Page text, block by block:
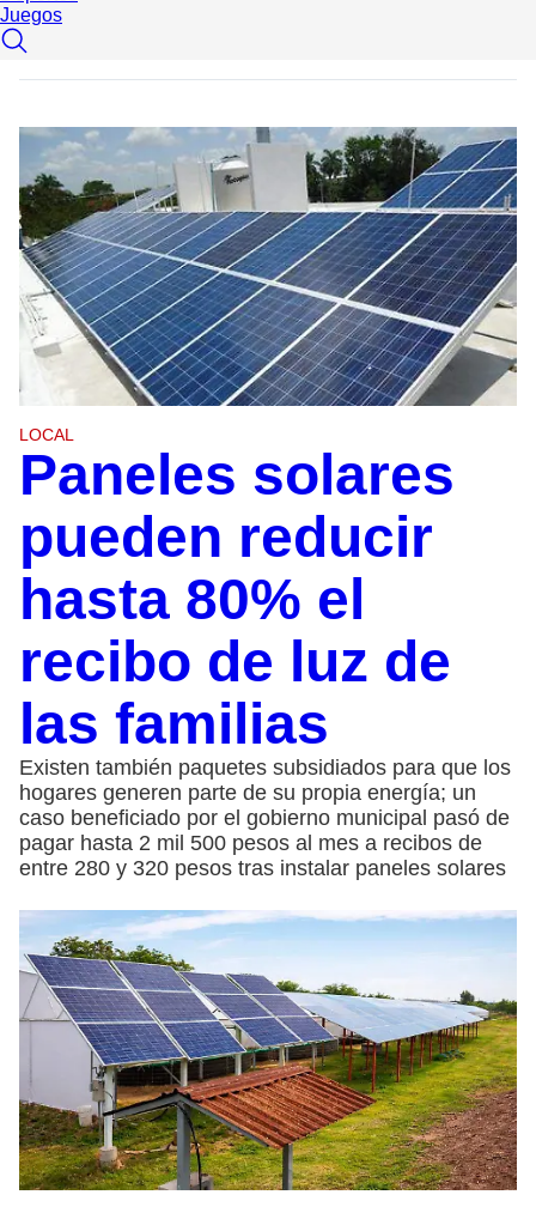
Juegos
LOCAL
Paneles solares
pueden reducir
hasta 80% el
recibo de luz de
las familias
Existen también paquetes subsidiados para que los
hogares generen parte de su propia energía; un
caso beneficiado por el gobierno municipal pasó de
pagar hasta 2 mil 500 pesos al mes a recibos de
entre 280 y 320 pesos tras instalar paneles solares